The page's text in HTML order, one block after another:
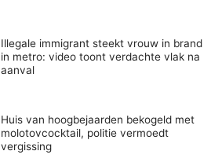
Illegale immigrant steekt vrouw in brand
in metro: video toont verdachte vlak na
aanval
Huis van hoogbejaarden bekogeld met
molotovcocktail, politie vermoedt
vergissing